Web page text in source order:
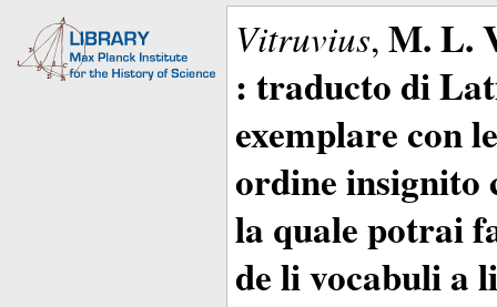
Vitruvius, M. L.
: traducto di
exemplare con
ordine insignito
la quale potrai
de li vocabuli a